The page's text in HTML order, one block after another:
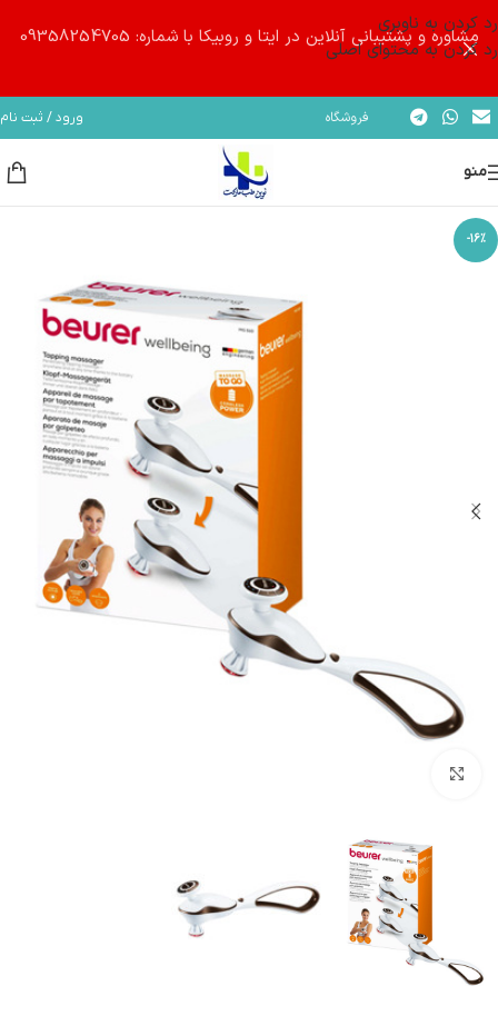
رد کردن به ناوبری
رد کردن به محتوای اصلی
مشاوره و پشتیبانی آنلاین در ایتا و روبیکا با شماره: 09358254705
فروشگاه ورود / ثبت نام
منو
-16%